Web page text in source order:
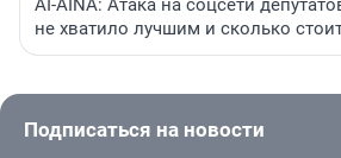
AI-AINA: Атака на соцсети
не хватило лучшим и сколько
Подписаться на новости